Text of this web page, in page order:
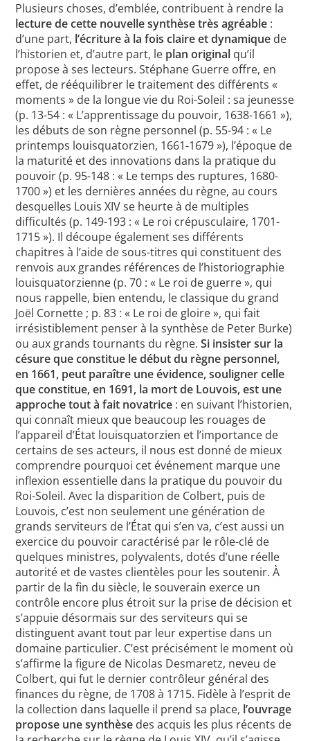
Culture
Plusieurs choses, d’emblée, contribuent à rendre la
lecture de cette nouvelle synthèse très agréable :
d’une part, l’écriture à la fois claire et dynamique de
l’historien et, d’autre part, le plan original qu’il
propose à ses lecteurs. Stéphane Guerre offre, en
effet, de rééquilibrer le traitement des différents «
moments » de la longue vie du Roi-Soleil : sa jeunesse
(p. 13-54 : « L’apprentissage du pouvoir, 1638-1661 »),
les débuts de son règne personnel (p. 55-94 : « Le
printemps louisquatorzien, 1661-1679 »), l’époque de
la maturité et des innovations dans la pratique du
pouvoir (p. 95-148 : « Le temps des ruptures, 1680-
1700 ») et les dernières années du règne, au cours
desquelles Louis XIV se heurte à de multiples
difficultés (p. 149-193 : « Le roi crépusculaire, 1701-
1715 »). Il découpe également ses différents
chapitres à l’aide de sous-titres qui constituent des
renvois aux grandes références de l’historiographie
louisquatorzienne (p. 70 : « Le roi de guerre », qui
nous rappelle, bien entendu, le classique du grand
Joël Cornette ; p. 83 : « Le roi de gloire », qui fait
irrésistiblement penser à la synthèse de Peter Burke)
ou aux grands tournants du règne.Si insister sur la
césure que constitue le début du règne personnel,
en 1661, peut paraître une évidence, souligner celle
que constitue, en 1691, la mort de Louvois, est une
approche tout à fait novatrice : en suivant l’historien,
qui connaît mieux que beaucoup les rouages de
l’appareil d’État louisquatorzien et l’importance de
certains de ses acteurs, il nous est donné de mieux
comprendre pourquoi cet événement marque une
inflexion essentielle dans la pratique du pouvoir du
Roi-Soleil. Avec la disparition de Colbert, puis de
Louvois, c’est non seulement une génération de
grands serviteurs de l’État qui s’en va, c’est aussi un
exercice du pouvoir caractérisé par le rôle-clé de
quelques ministres, polyvalents, dotés d’une réelle
autorité et de vastes clientèles pour les soutenir. À
partir de la fin du siècle, le souverain exerce un
contrôle encore plus étroit sur la prise de décision et
s’appuie désormais sur des serviteurs qui se
distinguent avant tout par leur expertise dans un
domaine particulier. C’est précisément le moment où
s’affirme la figure de Nicolas Desmaretz, neveu de
Colbert, qui fut le dernier contrôleur général des
finances du règne, de 1708 à 1715. Fidèle à l’esprit de
la collection dans laquelle il prend sa place, l’ouvrage
propose une synthèse des acquis les plus récents de